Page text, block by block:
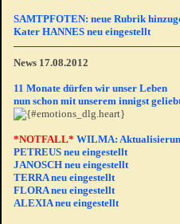
SAMTPFOTEN: neue Rubrik
Kater HANNES neu eingestellt
News 17.08.2012
11 Monate dürfen wir unser Leben
nun schon mit unserem innigst
*NOTFALL* WILMA:
PETREUS neu eingestellt
JANOSCH neu eingestellt
TERRA neu eingestellt
FLORA neu eingestellt
ALEXIA neu eingestellt